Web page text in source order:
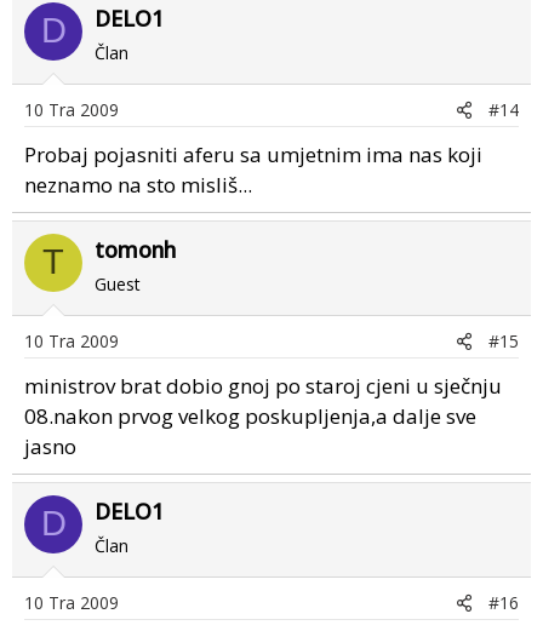
D DELO1
Član
10 Tra 2009 #14
Probaj pojasniti aferu sa umjetnim ima nas koji
neznamo na sto misliš...
T tomonh
Guest
10 Tra 2009 #15
ministrov brat dobio gnoj po staroj cjeni u sječnju
08.nakon prvog velkog poskupljenja,a dalje sve
jasno
D DELO1
Član
10 Tra 2009 #16